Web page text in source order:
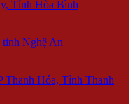
Tỉnh Hòa Bình
tỉnh Nghệ An
Thanh Hóa, Tỉnh Thanh